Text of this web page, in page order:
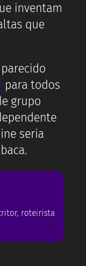
inventam
que
para todos
grupo
seria
roteirista